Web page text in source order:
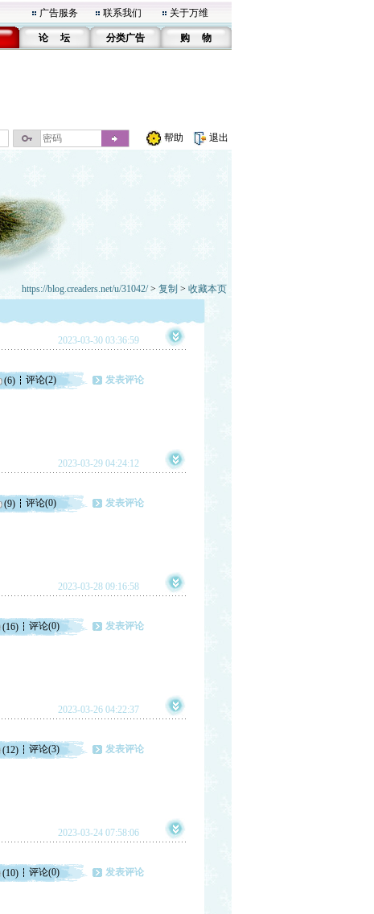
广告服务 联系我们 关于万维
论 坛 分类广告 购 物
帮助 退出
https://blog.creaders.net/u/31042/> 复制 > 收藏本页
2023-03-30 03:36:59
(6) 评论(2) 发表评论
2023-03-29 04:24:12
(9) 评论(0) 发表评论
2023-03-28 09:16:58
(16) 评论(0) 发表评论
2023-03-26 04:22:37
(12) 评论(3) 发表评论
2023-03-24 07:58:06
(10) 评论(0) 发表评论